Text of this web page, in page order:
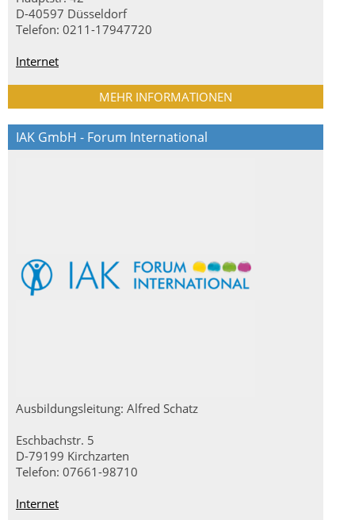
D-40597 Düsseldorf
Telefon: 0211-17947720
Internet
MEHR INFORMATIONEN
IAK GmbH - Forum International
Ausbildungsleitung: Alfred Schatz
Eschbachstr. 5
D-79199 Kirchzarten
Telefon: 07661-98710
Internet